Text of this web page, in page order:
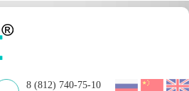
8 (812) 740-75-10